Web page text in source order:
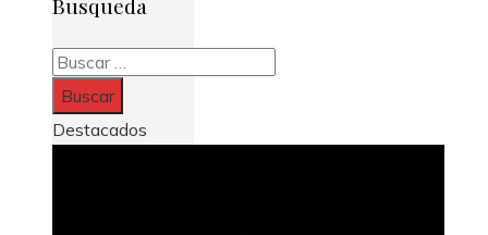
Busqueda
Buscar:
Destacados